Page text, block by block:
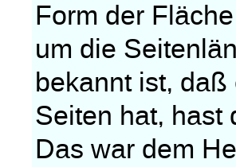
Form der
um die
bekannt ist,
Seiten hat, hast
Das war dem